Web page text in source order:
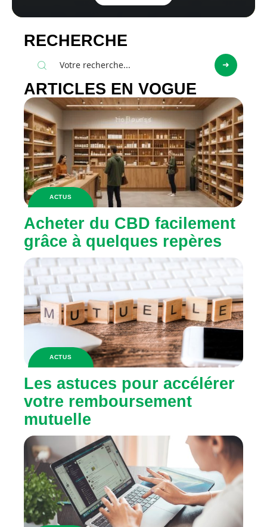
RECHERCHE
ARTICLES EN VOGUE
ACTUS
Acheter du CBD facilement
grâce à quelques repères
ACTUS
Les astuces pour accélérer
votre remboursement
mutuelle